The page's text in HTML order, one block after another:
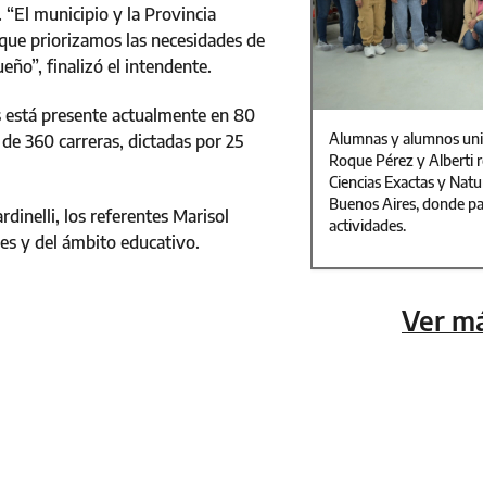
“El municipio y la Provincia
priorizamos las necesidades de
finalizó el intendente.
presente actualmente en 80
360 carreras, dictadas por 25
los referentes Marisol
y del ámbito educativo.
Alumnas y alumnos
Roque Pérez y Alberti
Ciencias Exactas y
Buenos Aires, donde
actividades.
Ver